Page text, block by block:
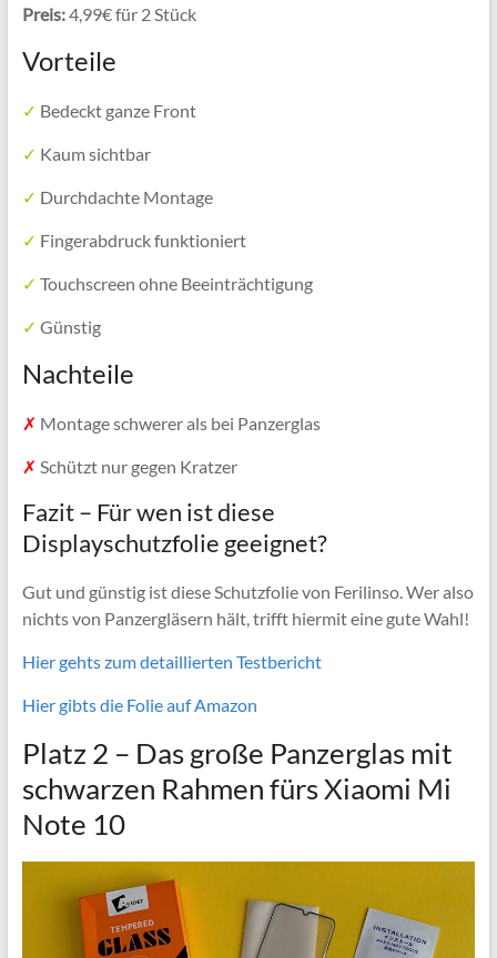
Preis:4,99€ für 2 Stück
Vorteile
✓ Bedeckt ganze Front
✓ Kaum sichtbar
✓ Durchdachte Montage
✓ Fingerabdruck funktioniert
✓ Touchscreen ohne Beeinträchtigung
✓ Günstig
Nachteile
✗ Montage schwerer als bei Panzerglas
✗ Schützt nur gegen Kratzer
Fazit – Für wen ist diese
Displayschutzfolie geeignet?
Gut und günstig ist diese Schutzfolie von Ferilinso. Wer also
nichts von Panzergläsern hält, trifft hiermit eine gute Wahl!
Hier gehts zum detaillierten Testbericht
Hier gibts die Folie auf Amazon
Platz 2 – Das große Panzerglas mit
schwarzen Rahmen fürs Xiaomi Mi
Note 10